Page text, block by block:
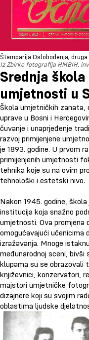
Štamparija Oslobođenja,
Iz Zbirke fotografija HMBIH,
Srednja
umjetnosti u
Škola umjetničkih zanata,
uprave u Bosni i
čuvanje i unaprjeđenje
razvoj primijenjene
je 1893. godine. U prvom
primijenjenih umjetnosti
tehnika koje su na ovim
tehnološki i estetski nivo.
Nakon 1945. godine,
institucija koja snažno
umjetnosti. Ova promjena
omogućavajući
izražavanja. Mnoge
međunarodnoj sceni, bivši
klupama su se obrazovali
književnici, konzervatori,
majstori umjetničke
dizajnere koji su svojim
oblastima ljudske